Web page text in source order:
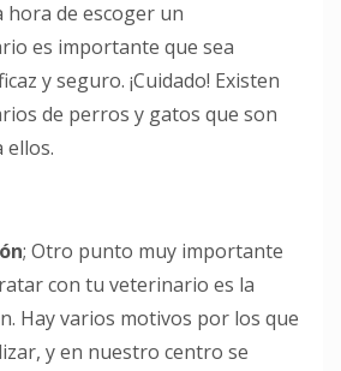
hora de escoger un
es importante que sea
y seguro. ¡Cuidado! Existen
de perros y gatos que son
ellos.
; Otro punto muy importante
con tu veterinario es la
Hay varios motivos por los que
y en nuestro centro se